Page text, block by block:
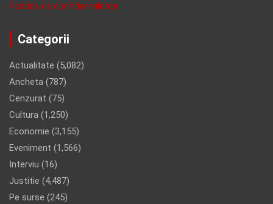
Politica de confidentalitate
Categorii
Actualitate (5,082)
Ancheta (787)
Cenzurat (75)
Cultura (1,250)
Economie (3,155)
Eveniment (1,566)
Interviu (16)
Justitie (4,487)
Pe surse (245)